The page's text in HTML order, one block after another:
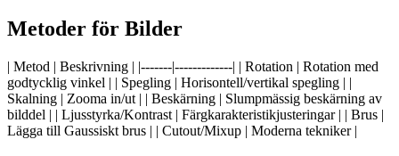
Metoder för Bilder
| Metod | Beskrivning | |-------|-------------| | Rotation | Rotation med
godtycklig vinkel | | Spegling | Horisontell/vertikal spegling | |
Skalning | Zooma in/ut | | Beskärning | Slumpmässig beskärning av
bilddel | | Ljusstyrka/Kontrast | Färgkarakteristikjusteringar | | Brus |
Lägga till Gaussiskt brus | | Cutout/Mixup | Moderna tekniker |